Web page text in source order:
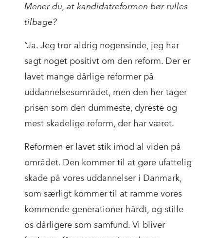
Mener du, at kandidatreformen bør rulles
tilbage?
“Ja. Jeg tror aldrig nogensinde, jeg har
sagt noget positivt om den reform. Der er
lavet mange dårlige reformer på
uddannelsesområdet, men den her tager
prisen som den dummeste, dyreste og
mest skadelige reform, der har været.
Reformen er lavet stik imod al viden på
området. Den kommer til at gøre ufattelig
skade på vores uddannelser i Danmark,
som særligt kommer til at ramme vores
kommende generationer hårdt, og stille
os dårligere som samfund. Vi bliver